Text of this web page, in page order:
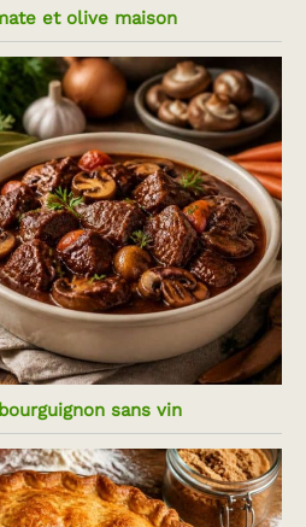
et olive maison
sans vin